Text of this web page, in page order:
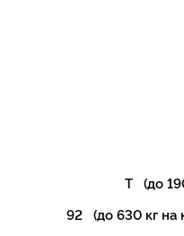
T (до
92 (до 630 кг на